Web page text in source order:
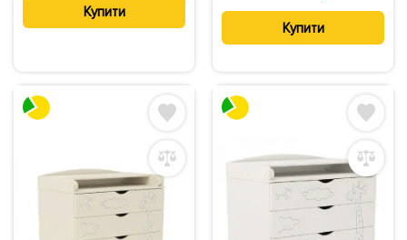
Купити
Купити